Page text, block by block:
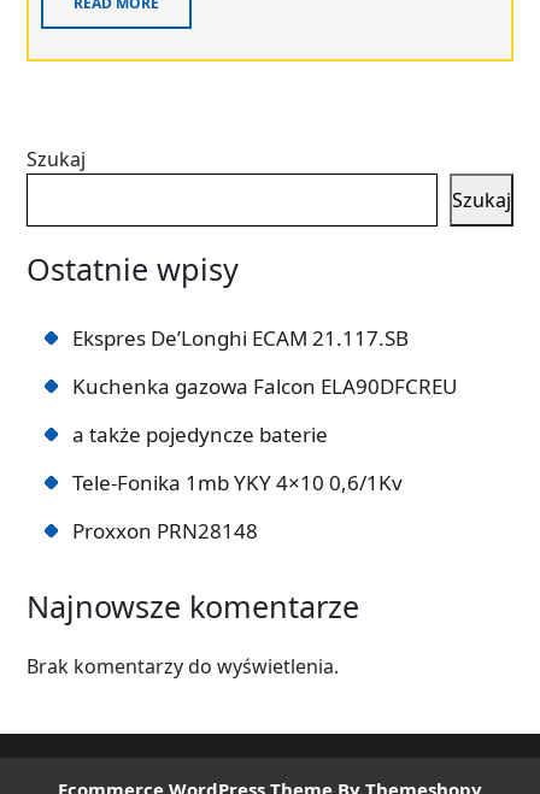
Szukaj
Szukaj
Ostatnie wpisy
Ekspres De’Longhi ECAM 21.117.SB
Kuchenka gazowa Falcon ELA90DFCREU
a także pojedyncze baterie
Tele-Fonika 1mb YKY 4×10 0,6/1Kv
Proxxon PRN28148
Najnowsze komentarze
Brak komentarzy do wyświetlenia.